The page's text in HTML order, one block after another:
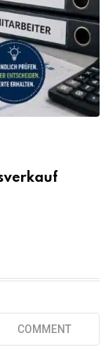
COMMENT